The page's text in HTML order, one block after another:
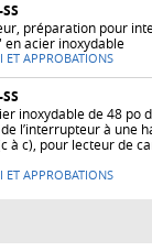
préparation pour
en acier inoxydable
ET APPROBATIONS
inoxydable de 48 po
l’interrupteur à une
à c), pour lecteur de
ET APPROBATIONS